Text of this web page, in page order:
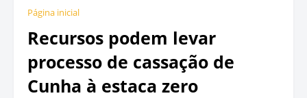
Página inicial
Recursos podem levar
processo de cassação de
Cunha à estaca zero